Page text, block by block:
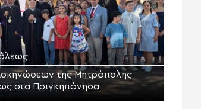
της Μητρόπολης
στα Πριγκηπόνησα